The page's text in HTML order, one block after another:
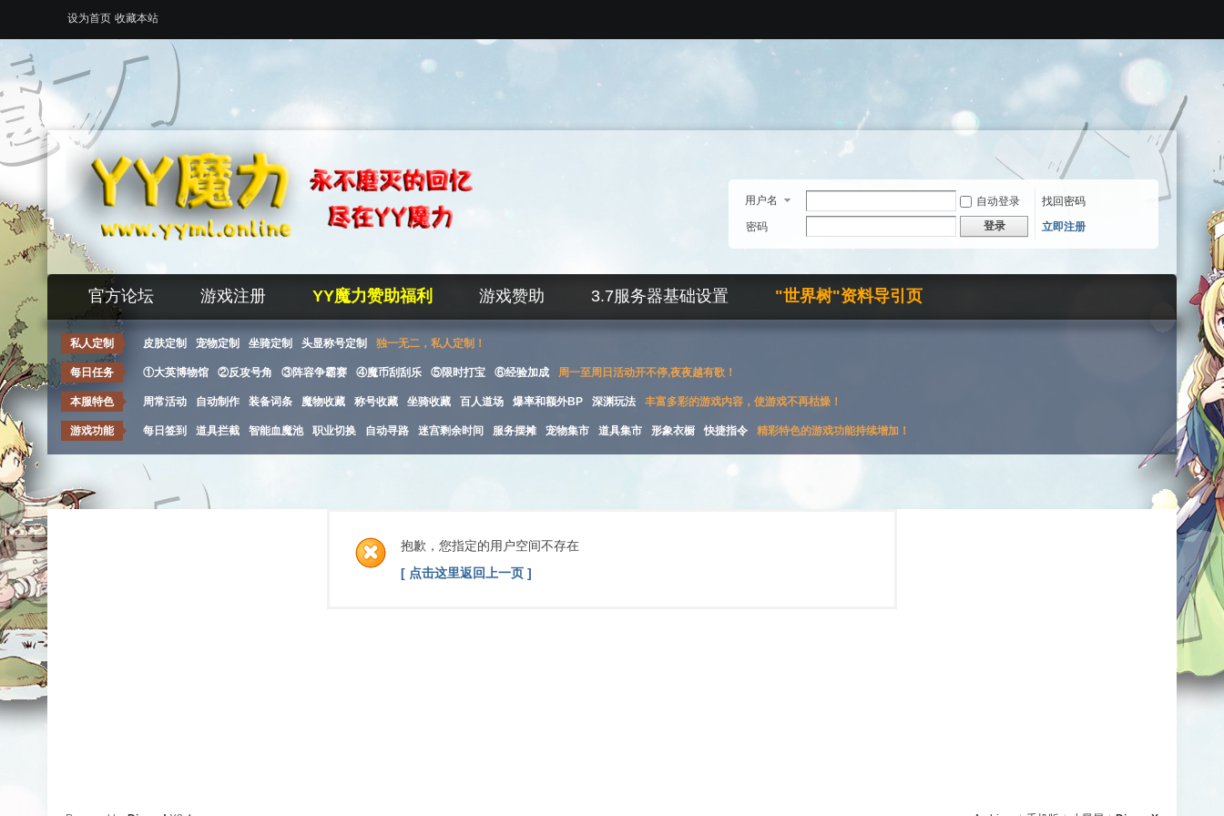
设为首页 收藏本站
用户名 自动登录
找回密码
密码
登录 立即注册
官方论坛 游戏注册 YY魔力赞助福利 游戏赞助 3.7服务器基础设置 "世界树"资料导引页
私人定制 皮肤定制 宠物定制 坐骑定制 头显称号定制 独一无二，私人定制！
每日任务 ①大英博物馆 ②反攻号角 ③阵容争霸赛 ④魔币刮刮乐 ⑤限时打宝 ⑥经验加成 周一至周日活动开不停,夜夜越有歌！
本服特色 周常活动 自动制作 装备词条 魔物收藏 称号收藏 坐骑收藏 百人道场 爆率和额外BP 深渊玩法 丰富多彩的游戏内容，使游戏不再枯燥！
游戏功能 每日签到 道具拦截 智能血魔池 职业切换 自动寻路 迷宫剩余时间 服务摆摊 宠物集市 道具集市 形象衣橱 快捷指令 精彩特色的游戏功能持续增加！
抱歉，您指定的用户空间不存在
[ 点击这里返回上一页 ]